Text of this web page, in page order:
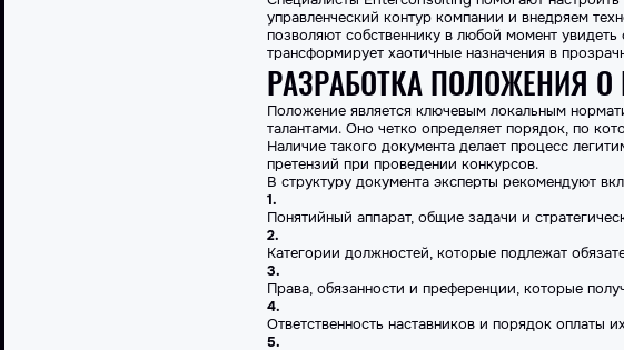
управленческий контур компании и внедряем
позволяют собственнику в любой момент
трансформирует хаотичные назначения в
РАЗРАБОТКА ПОЛОЖЕНИЯ О
Положение является ключевым локальным
талантами. Оно четко определяет порядок, по
Наличие такого документа делает процесс
претензий при проведении конкурсов.
В структуру документа эксперты рекомендуют
Понятийный аппарат, общие задачи и
Категории должностей, которые подлежат
Права, обязанности и преференции, которые
Ответственность наставников и порядок оплаты